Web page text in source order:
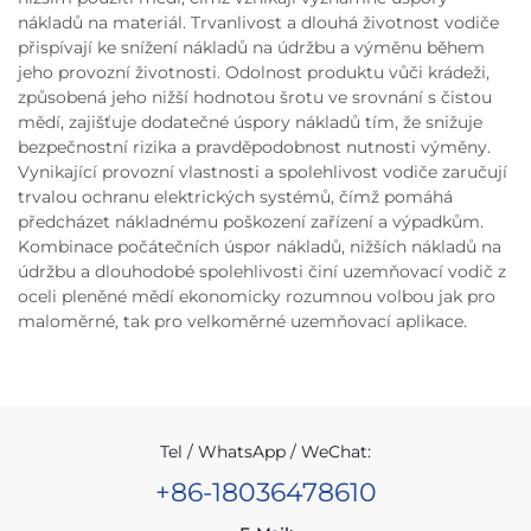
nákladů na materiál. Trvanlivost a dlouhá životnost vodiče
přispívají ke snížení nákladů na údržbu a výměnu během
jeho provozní životnosti. Odolnost produktu vůči krádeži,
způsobená jeho nižší hodnotou šrotu ve srovnání s čistou
mědí, zajišťuje dodatečné úspory nákladů tím, že snižuje
bezpečnostní rizika a pravděpodobnost nutnosti výměny.
Vynikající provozní vlastnosti a spolehlivost vodiče zaručují
trvalou ochranu elektrických systémů, čímž pomáhá
předcházet nákladnému poškození zařízení a výpadkům.
Kombinace počátečních úspor nákladů, nižších nákladů na
údržbu a dlouhodobé spolehlivosti činí uzemňovací vodič z
oceli pleněné mědí ekonomicky rozumnou volbou jak pro
maloměrné, tak pro velkoměrné uzemňovací aplikace.
Tel / WhatsApp / WeChat:
+86-18036478610